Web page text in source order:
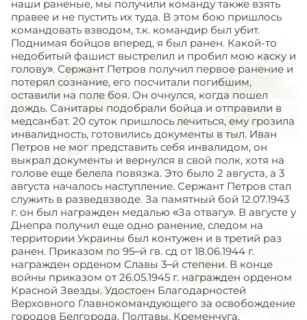
наши раненые, мы получили команду также взять
правее и не пустить их туда. В этом бою пришлось
командовать взводом, т.к. командир был убит.
Поднимая бойцов вперед, я был ранен. Какой-то
недобитый фашист выстрелил и пробил мою каску и
голову». Сержант Петров получил первое ранение и
потерял сознание, его посчитали погибшим,
оставили на поле боя. Он очнулся, когда пошел
дождь. Санитары подобрали бойца и отправили в
медсанбат. 20 суток пришлось лечиться, ему грозила
инвалидность, готовились документы в тыл. Иван
Петров не мог представить себя инвалидом, он
выкрал документы и вернулся в свой полк, хотя на
голове еще белела повязка. Это было 2 августа, а 3
августа началось наступление. Сержант Петров стал
служить в разведвзводе. За памятный бой 12.07.1943
г. он был награжден медалью «За отвагу». В августе у
Днепра получил еще одно ранение, следом на
территории Украины был контужен и в третий раз
ранен. Приказом по 95–й гв. сд от 18.06.1944 г.
награжден орденом Славы 3–й степени. В конце
войны приказом от 26.05.1945 г. награжден орденом
Красной Звезды. Удостоен Благодарностей
Верховного Главнокомандующего за освобождение
городов Белгорода, Полтавы, Кременчуга,